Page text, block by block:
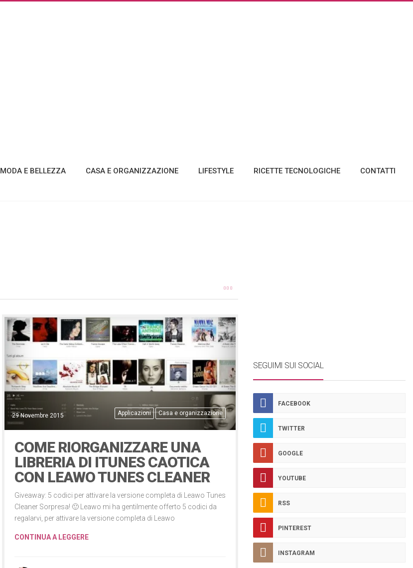
MODA E BELLEZZA CASA E ORGANIZZAZIONE LIFESTYLE RICETTE TECNOLOGICHE CONTATTI
Applicazioni Casa e organizzazione
29 Novembre 2015
COME RIORGANIZZARE UNA
LIBRERIA DI ITUNES CAOTICA
CON LEAWO TUNES CLEANER
Giveaway: 5 codici per attivare la versione completa di Leawo Tunes
Cleaner Sorpresa! 🙂 Leawo mi ha gentilmente offerto 5 codici da
regalarvi, per attivare la versione completa di Leawo
CONTINUA A LEGGERE
SEGUIMI SUI SOCIAL
FACEBOOK
TWITTER
GOOGLE
YOUTUBE
RSS
PINTEREST
INSTAGRAM